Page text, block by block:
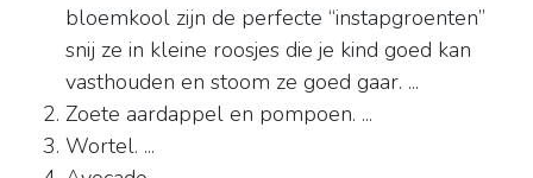
bloemkool zijn de perfecte “instapgroenten”
snij ze in kleine roosjes die je kind goed kan
vasthouden en stoom ze goed gaar. ...
Zoete aardappel en pompoen. ...
Wortel. ...